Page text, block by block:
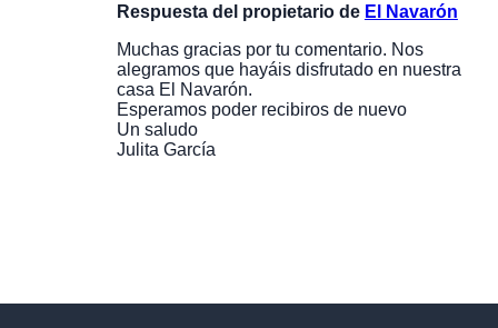
Respuesta del propietario de El Navarón
Muchas gracias por tu comentario. Nos
alegramos que hayáis disfrutado en nuestra
casa El Navarón.
Esperamos poder recibiros de nuevo
Un saludo
Julita García